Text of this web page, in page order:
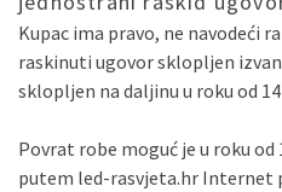
Kupac ima pravo, ne navodeći
raskinuti ugovor sklopljen
sklopljen na daljinu u roku od 14
Povrat robe moguć je u roku od
putem led-rasvjeta.hr Internet